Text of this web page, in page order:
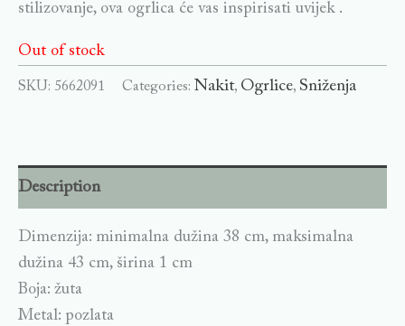
stilizovanje, ova ogrlica će vas inspirisati uvijek .
Out of stock
SKU: 5662091 Categories: Nakit, Ogrlice, Sniženja
Description
Dimenzija: minimalna dužina 38 cm, maksimalna
dužina 43 cm, širina 1 cm
Boja: žuta
Metal: pozlata